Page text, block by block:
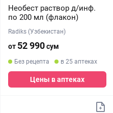
Необест раствор д/инф.
по 200 мл (флакон)
Radiks (Узбекистан)
от 52 990сум
Без рецепта в 25 аптеках
Цены в аптеках